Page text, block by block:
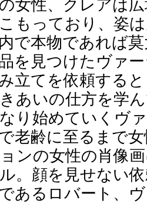
女性、クレアは
もっており、姿
で本物であれば
を見つけたヴァ
立てを依頼する
あいの仕方を学
り始めていくヴ
老齢に至るまで
ンの女性の肖像
。顔を見せない
あるロバート、